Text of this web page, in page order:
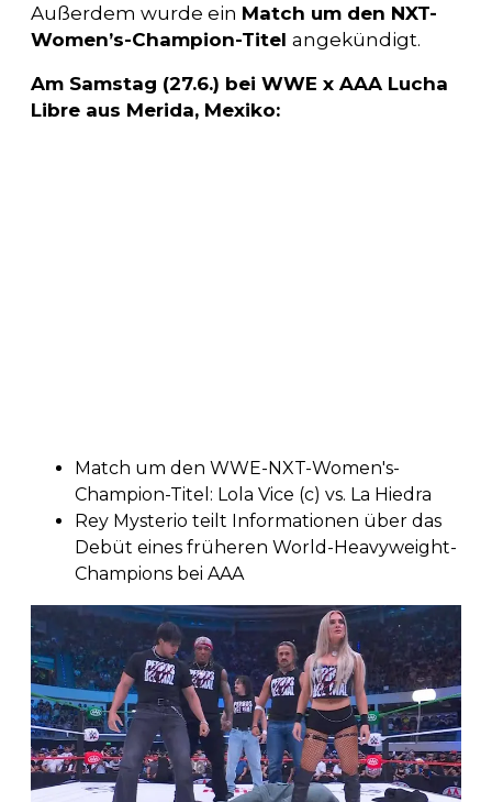
Außerdem wurde ein Match um den NXT-
Women’s-Champion-Titel angekündigt.
Am Samstag (27.6.) bei WWE x AAA Lucha
Libre aus Merida, Mexiko:
Match um den WWE-NXT-Women's-
Champion-Titel: Lola Vice (c) vs. La Hiedra
Rey Mysterio teilt Informationen über das
Debüt eines früheren World-Heavyweight-
Champions bei AAA